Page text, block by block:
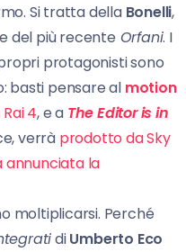
Si tratta della Bonelli,
del più recente Orfani. I
protagonisti sono
basti pensare al motion
4, e a The Editor is in
verrà prodotto da Sky
annunciata la
moltiplicarsi. Perché
diUmberto Eco